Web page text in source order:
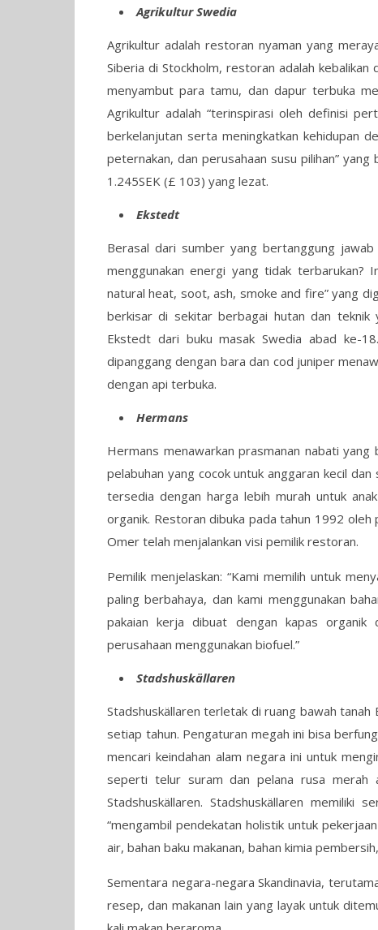
Agrikultur Swedia
Agrikultur adalah restoran nyaman yang
Siberia di Stockholm, restoran adalah kebalikan
menyambut para tamu, dan dapur terbuka
Agrikultur adalah “terinspirasi oleh definisi
berkelanjutan serta meningkatkan kehidupan
peternakan, dan perusahaan susu pilihan”
1.245SEK (£ 103) yang lezat.
Ekstedt
Berasal dari sumber yang bertanggung
menggunakan energi yang tidak terbarukan?
natural heat, soot, ash, smoke and fire” yang
berkisar di sekitar berbagai hutan dan teknik
Ekstedt dari buku masak Swedia abad ke-
dipanggang dengan bara dan cod juniper
dengan api terbuka.
Hermans
Hermans menawarkan prasmanan nabati
pelabuhan yang cocok untuk anggaran kecil
tersedia dengan harga lebih murah untuk
organik. Restoran dibuka pada tahun 1992
Omer telah menjalankan visi pemilik restoran.
Pemilik menjelaskan: “Kami memilih untuk
paling berbahaya, dan kami menggunakan
pakaian kerja dibuat dengan kapas organik
perusahaan menggunakan biofuel.”
Stadshuskällaren
Stadshuskällaren terletak di ruang bawah
setiap tahun. Pengaturan megah ini bisa
mencari keindahan alam negara ini untuk
seperti telur suram dan pelana rusa merah
Stadshuskällaren. Stadshuskällaren memiliki
“mengambil pendekatan holistik untuk
air, bahan baku makanan, bahan kimia
Sementara negara-negara Skandinavia,
resep, dan makanan lain yang layak untuk